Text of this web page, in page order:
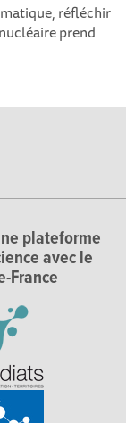
réfléchir
prend
plateforme
avec le
France